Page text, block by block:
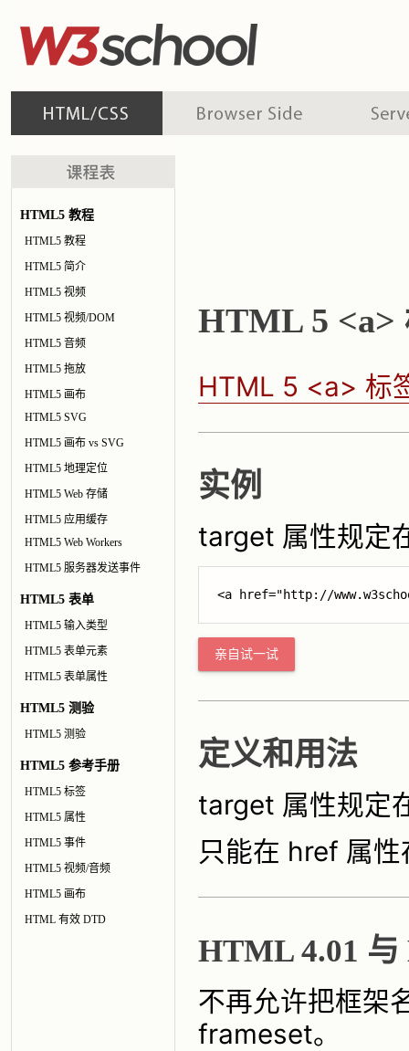
HTML5 教程
HTML5 教程
HTML5 简介
HTML5 视频
HTML5 视频/DOM
HTML5 音频
HTML5 拖放
HTML5 画布
HTML5 SVG
HTML5 画布 vs SVG
HTML5 地理定位
HTML5 Web 存储
HTML5 应用缓存
HTML5 Web Workers
HTML5 服务器发送事件
HTML5 表单
HTML5 输入类型
HTML5 表单元素
HTML5 表单属性
HTML5 测验
HTML5 测验
HTML5 参考手册
HTML5 标签
HTML5 属性
HTML5 事件
HTML5 视频/音频
HTML5 画布
HTML 有效 DTD
HTML 5 <a>
HTML 5 <a> 标
实例
target 属性规定
<a href="http://
亲自试一试
定义和用法
target 属性规定
只能在 href 属
HTML 4.01
不再允许把框架
frameset。